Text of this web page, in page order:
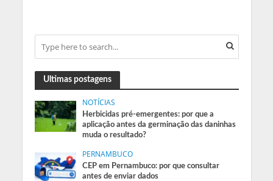
Ultimas postagens
NOTÍCIAS
Herbicidas pré-emergentes: por que a
aplicação antes da germinação das daninhas
muda o resultado?
PERNAMBUCO
CEP em Pernambuco: por que consultar
antes de enviar dados